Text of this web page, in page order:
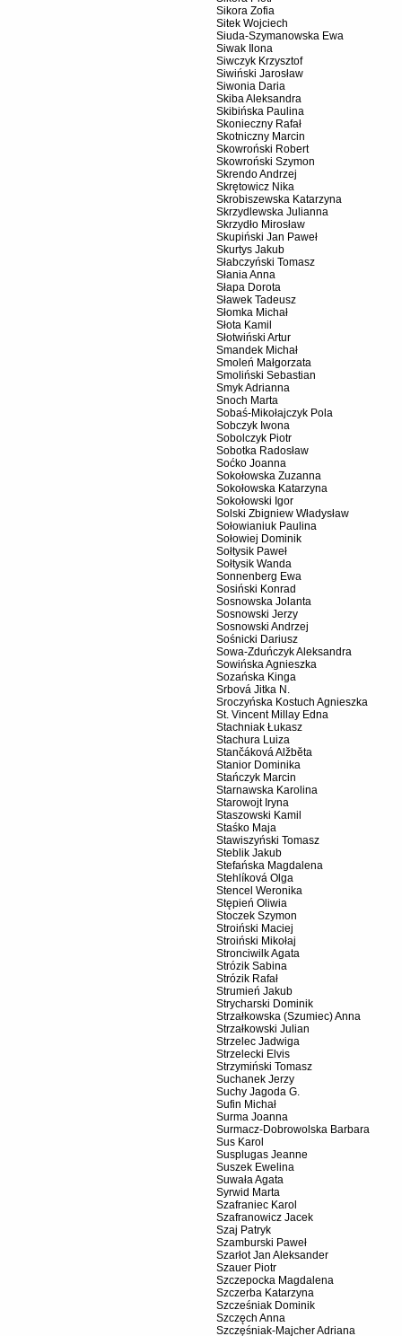
Sikora Zofia
Sitek Wojciech
Siuda-Szymanowska Ewa
Siwak Ilona
Siwczyk Krzysztof
Siwiński Jarosław
Siwonia Daria
Skiba Aleksandra
Skibińska Paulina
Skonieczny Rafał
Skotniczny Marcin
Skowroński Robert
Skowroński Szymon
Skrendo Andrzej
Skrętowicz Nika
Skrobiszewska Katarzyna
Skrzydlewska Julianna
Skrzydło Mirosław
Skupiński Jan Paweł
Skurtys Jakub
Słabczyński Tomasz
Słania Anna
Słapa Dorota
Sławek Tadeusz
Słomka Michał
Słota Kamil
Słotwiński Artur
Smandek Michał
Smoleń Małgorzata
Smoliński Sebastian
Smyk Adrianna
Snoch Marta
Sobaś-Mikołajczyk Pola
Sobczyk Iwona
Sobolczyk Piotr
Sobotka Radosław
Soćko Joanna
Sokołowska Zuzanna
Sokołowska Katarzyna
Sokołowski Igor
Solski Zbigniew Władysław
Sołowianiuk Paulina
Sołowiej Dominik
Sołtysik Paweł
Sołtysik Wanda
Sonnenberg Ewa
Sosiński Konrad
Sosnowska Jolanta
Sosnowski Jerzy
Sosnowski Andrzej
Sośnicki Dariusz
Sowa-Zduńczyk Aleksandra
Sowińska Agnieszka
Sozańska Kinga
Srbová Jitka N.
Sroczyńska Kostuch Agnieszka
St. Vincent Millay Edna
Stachniak Łukasz
Stachura Luiza
Stančáková Alžběta
Stanior Dominika
Stańczyk Marcin
Starnawska Karolina
Starowojt Iryna
Staszowski Kamil
Staśko Maja
Stawiszyński Tomasz
Steblik Jakub
Stefańska Magdalena
Stehlíková Olga
Stencel Weronika
Stępień Oliwia
Stoczek Szymon
Stroiński Maciej
Stroiński Mikołaj
Stronciwilk Agata
Strózik Sabina
Strózik Rafał
Strumień Jakub
Strycharski Dominik
Strzałkowska (Szumiec) Anna
Strzałkowski Julian
Strzelec Jadwiga
Strzelecki Elvis
Strzymiński Tomasz
Suchanek Jerzy
Suchy Jagoda G.
Sufin Michał
Surma Joanna
Surmacz-Dobrowolska Barbara
Sus Karol
Susplugas Jeanne
Suszek Ewelina
Suwała Agata
Syrwid Marta
Szafraniec Karol
Szafranowicz Jacek
Szaj Patryk
Szamburski Paweł
Szarłot Jan Aleksander
Szauer Piotr
Szczepocka Magdalena
Szczerba Katarzyna
Szcześniak Dominik
Szczęch Anna
Szczęśniak-Majcher Adriana